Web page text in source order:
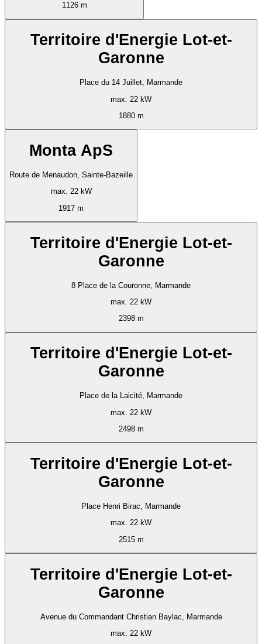
1126 m
Territoire d'Energie Lot-et-
Garonne
Place du 14 Juillet, Marmande
max. 22 kW
1880 m
Monta ApS
Route de Menaudon, Sainte-Bazeille
max. 22 kW
1917 m
Territoire d'Energie Lot-et-
Garonne
8 Place de la Couronne, Marmande
max. 22 kW
2398 m
Territoire d'Energie Lot-et-
Garonne
Place de la Laicité, Marmande
max. 22 kW
2498 m
Territoire d'Energie Lot-et-
Garonne
Place Henri Birac, Marmande
max. 22 kW
2515 m
Territoire d'Energie Lot-et-
Garonne
Avenue du Commandant Christian Baylac, Marmande
max. 22 kW